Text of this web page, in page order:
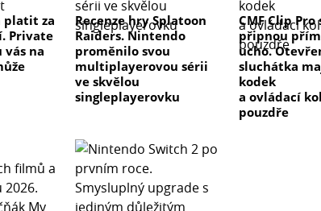
platit za
Private
vás na
Recenze hry Splatoon
Raiders. Nintendo
proměnilo svou
multiplayerovou sérii
ve skvělou
singleplayerovku
CMF Clip Pro
připnou
ucho.
sluchátka
kodek
a ovládací
pouzdře